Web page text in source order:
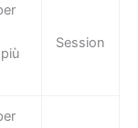
Session